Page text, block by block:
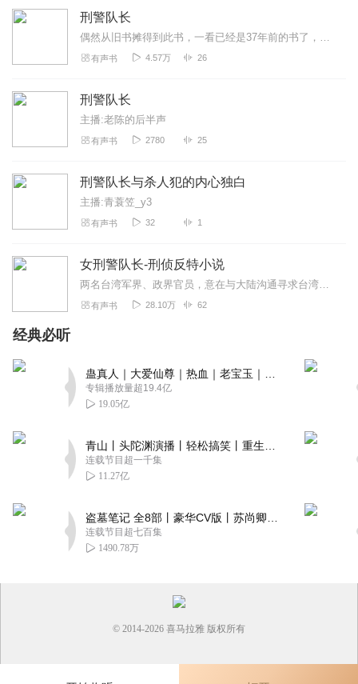
刑警队长
偶然从旧书摊得到此书，一看已经是37年前的书了，平生喜爱旧书，因为她身上有淡淡的黑白时代感。作者王亚平先生据说已经出国从商，无从查找，借助喜马拉雅平台把这本书通...
有声书 4.57万 26
刑警队长
主播:老陈的后半声
有声书 2780 25
刑警队长与杀人犯的内心独白
主播:青蓑笠_y3
有声书 32 1
女刑警队长-刑侦反特小说
两名台湾军界、政界官员，意在与大陆沟通寻求台湾统一、回归祖国的途径。“台独分子”和“维持现状派”，同时派出两股特务，并启用隐藏在大陆的新老特务进行破坏。我公安...
有声书 28.10万 62
经典必听
专辑播放量超19.4亿
19.05亿
连载节目超一千集
11.27亿
连载节目超七百集
1490.78万
© 2014-2026 喜马拉雅 版权所有